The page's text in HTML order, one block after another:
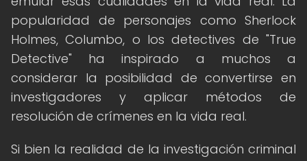
popularidad de personajes como Sherlock
Holmes, Columbo, o los detectives de "True
Detective" ha inspirado a muchos a
considerar la posibilidad de convertirse en
investigadores y aplicar métodos de
resolución de crímenes en la vida real.
Si bien la realidad de la investigación criminal